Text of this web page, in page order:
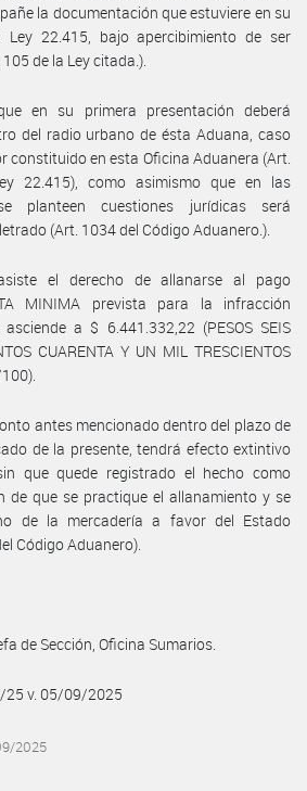
la documentación que estuviere en su
22.415, bajo apercibimiento de ser
de la Ley citada.).
en su primera presentación deberá
del radio urbano de ésta Aduana, caso
constituido en esta Oficina Aduanera (Art.
22.415), como asimismo que en las
planteen cuestiones jurídicas será
(Art. 1034 del Código Aduanero.).
asiste el derecho de allanarse al pago
MINIMA prevista para la infracción
a $ 6.441.332,22 (PESOS SEIS
CUARENTA Y UN MIL TRESCIENTOS
antes mencionado dentro del plazo de
de la presente, tendrá efecto extintivo
que quede registrado el hecho como
de que se practique el allanamiento y se
de la mercadería a favor del Estado
Código Aduanero).
de Sección, Oficina Sumarios.
25 v. 05/09/2025
2025